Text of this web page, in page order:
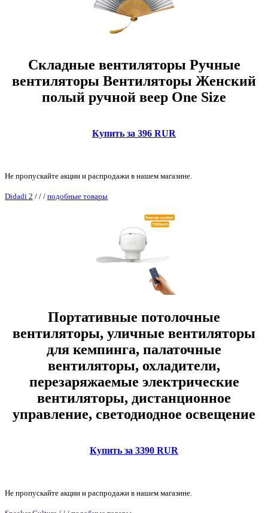
Складные вентиляторы Ручные
вентиляторы Вентиляторы Женский
полый ручной веер One Size
Купить за 396 RUR
Не пропускайте акции и распродажи в нашем магазине.
Didadi 2 / / / подобные товары
Портативные потолочные
вентиляторы, уличные вентиляторы
для кемпинга, палаточные
вентиляторы, охладители,
перезаряжаемые электрические
вентиляторы, дистанционное
управление, светодиодное освещение
Купить за 3390 RUR
Не пропускайте акции и распродажи в нашем магазине.